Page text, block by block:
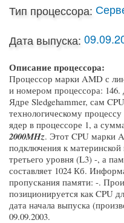
Тип процессора:
Дата выпуска:
Описание процессора:
Процессор марки AMD с
и номером процессора:
Ядре Sledgehammer, сам
технологическому
ядер в процессоре 1, а
2000MHz. Этот CPU марки
подключения к
третьего уровня (L3) -, а
составляет 1024 Кб.
пропускания памяти: -.
позиционируется как CPU
дата начала выпуска
09.09.2003.